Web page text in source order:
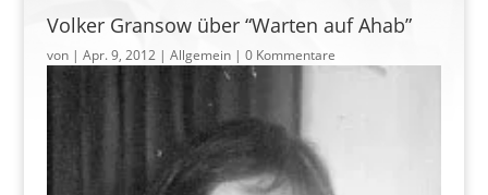
Volker Gransow über “Warten auf Ahab”
von | Apr. 9, 2012| Allgemein | 0 Kommentare